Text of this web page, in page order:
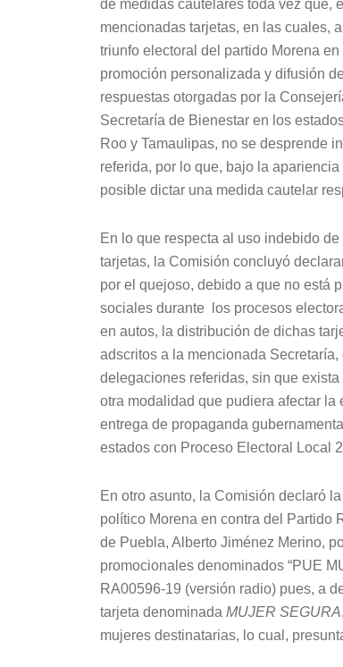
de medidas cautelares toda vez que,
mencionadas tarjetas, en las cuales,
triunfo electoral del partido Morena
promoción personalizada y difusión
respuestas otorgadas por la
Secretaría de Bienestar en los
Roo y Tamaulipas, no se desprende
referida, por lo que, bajo la
posible dictar una medida cautelar
En lo que respecta al uso indebido
tarjetas, la Comisión concluyó
por el quejoso, debido a que no está
sociales durante los procesos
en autos, la distribución de dichas
adscritos a la mencionada
delegaciones referidas, sin que
otra modalidad que pudiera afectar
entrega de propaganda
estados con Proceso Electoral Local
En otro asunto, la Comisión declaró
político Morena en contra del Partido
de Puebla, Alberto Jiménez Merino,
promocionales denominados “PUE
RA00596-19 (versión radio) pues, a
tarjeta denominada MUJER SEGURA
mujeres destinatarias, lo cual,